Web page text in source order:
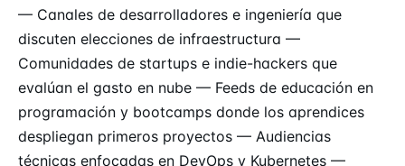
— Canales de desarrolladores e ingeniería que
discuten elecciones de infraestructura —
Comunidades de startups e indie-hackers que
evalúan el gasto en nube — Feeds de educación en
programación y bootcamps donde los aprendices
despliegan primeros proyectos — Audiencias
técnicas enfocadas en DevOps y Kubernetes —